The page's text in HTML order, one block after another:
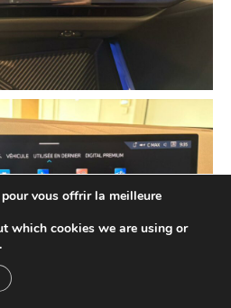
légales
vous offrir la meilleure
which cookies we are using or
.